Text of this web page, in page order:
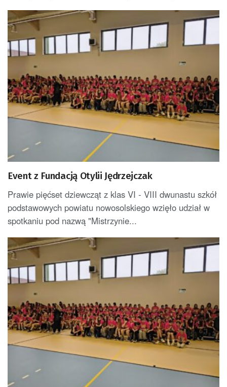
Event z Fundacją Otylii Jędrzejczak
Prawie pięćset dziewcząt z klas VI - VIII dwunastu szkół
podstawowych powiatu nowosolskiego wzięło udział w
spotkaniu pod nazwą "Mistrzynie...